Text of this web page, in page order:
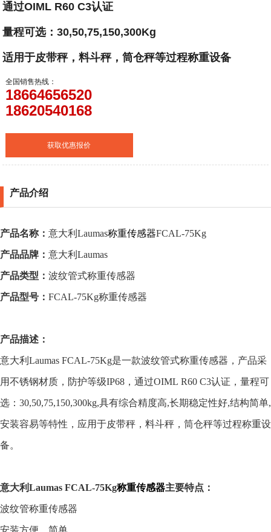
通过OIML R60 C3认证
量程可选：30,50,75,150,300Kg
适用于皮带秤，料斗秤，筒仓秤等过程称重设备
全国销售热线：
18664656520
18620540168
获取优惠报价
产品介绍
产品名称： 意大利 Laumas称重传感器FCAL-75Kg
产品品牌： 意大利 Laumas
产品类型： 波纹管式称重传感器
产品型号： FCAL-75Kg称重传感器
产品描述：
意大利 Laumas FCAL-75Kg是一款波纹管式称重传感器，产品采
用不锈钢材质， 防护等级IP68 ， 通过OIML R60 C3认证 ，量程可
选：30,50,75,150,300kg,具有综合精度高,长期稳定性好,结构简单,
安装容易等特性， 应用于皮带秤，料斗秤，筒仓秤等过程称重设
备。
意大利Laumas FCAL-75Kg称重传感器主要特点：
波纹管称重传感器
安装方便，简单